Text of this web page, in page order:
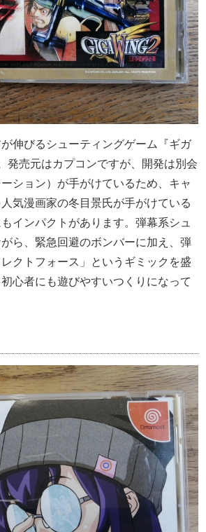
伸びるシューティングゲーム『ギガ
発売元はカプコンですが、開発は別会
ション）が手がけているため、キャ
気漫画家の冬目景氏が手がけている
インパクトがあります。弾幕系シュ
ら、緊急回避のボンバーに加え、弾
クトフォース」というギミックを盛
心者にも遊びやすいつくりになって